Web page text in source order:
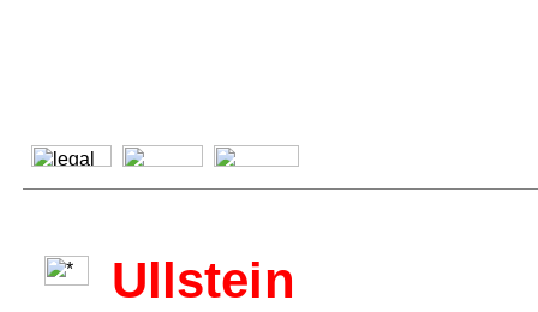
Ullstein